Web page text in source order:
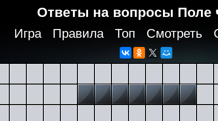
Ответы на вопросы Поле
Игра Правила Топ Смотреть